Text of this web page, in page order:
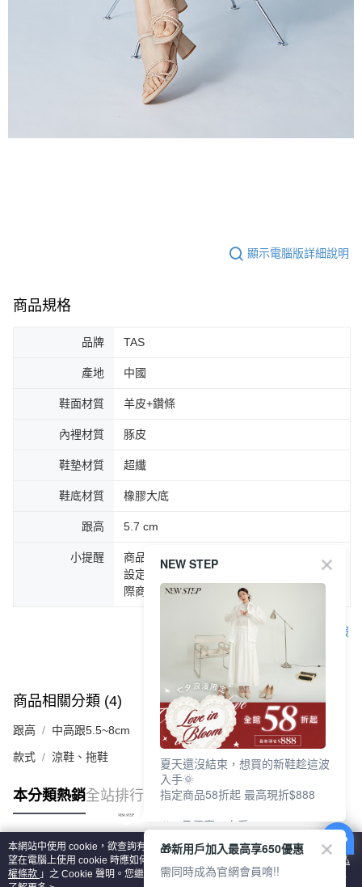
顯示電腦版詳細說明
商品規格
品牌 TAS
產地 中國
鞋面材質 羊皮+鑽條
內裡材質 豚皮
鞋墊材質 超纖
鞋底材質 橡膠大底
跟高 5.7 cm
小提醒
商品圖片顏色會因拍攝燈光環境或個人螢幕
設定不同，而造成部份色差現象，顏色以實
際商品為主。
客服
商品相關分類 (4) 查看全部
跟高 中高跟5.5~8cm
款式 涼鞋、拖鞋
本分類熱銷全站排行
熱門標籤
本網站中使用 cookie，欲查詢有關本網站使用 cookie 方式之詳情，及若您不希
望在電腦上使用 cookie 時應如何變更電腦的 cookie 設定，請參閱本網站「
隱私
權條款 」之 Cookie 聲明。您繼續使用本網站即表示您同意本公司得按本網站使
NEW STEP
夏天還沒結束，想買的新鞋趁這波
入手🌞
指定商品58折起 最高現折$888
🎉 8月優惠一次看
①LINE購物最高10%回饋
②每周限定品現折200
③指定商品58折起 最高現折$888
🎁新用戶加入最高享650優惠
需同時成為官網會員唷!!